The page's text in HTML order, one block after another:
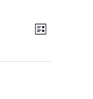
Navigation
par
de
Liste